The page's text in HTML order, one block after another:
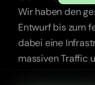
Wir haben den
Entwurf bis zum
dabei eine
massiven Traffic